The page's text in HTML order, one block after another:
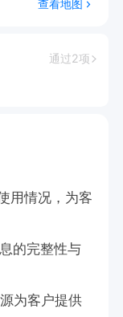
查看地图
通过2项
用情况，为客
的完整性与
为客户提供